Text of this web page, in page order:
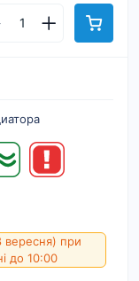
вересня) при
до 10:00